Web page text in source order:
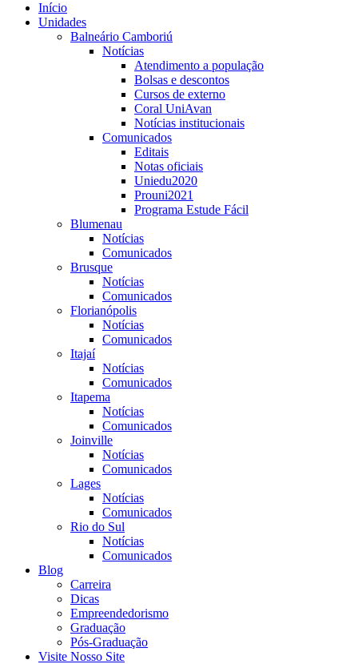
Início
Unidades
Balneário Camboriú
Notícias
Atendimento a população
Bolsas e descontos
Cursos de externo
Coral UniAvan
Notícias institucionais
Comunicados
Editais
Notas oficiais
Uniedu2020
Prouni2021
Programa Estude Fácil
Blumenau
Notícias
Comunicados
Brusque
Notícias
Comunicados
Florianópolis
Notícias
Comunicados
Itajaí
Notícias
Comunicados
Itapema
Notícias
Comunicados
Joinville
Notícias
Comunicados
Lages
Notícias
Comunicados
Rio do Sul
Notícias
Comunicados
Blog
Carreira
Dicas
Empreendedorismo
Graduação
Pós-Graduação
Visite Nosso Site